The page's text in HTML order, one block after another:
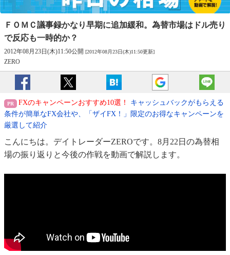
ＦＯＭＣ議事録かなり早期に追加緩和。 為替市場はドル売り
で反応も一時的か？
2012年08月23日(木)11:50公開 [2012年08月23日(木)11:50更新]
ZERO
FXのキャンペーンおすすめ10選！
キャッシュバックがもらえる
条件が簡単なFX会社や、「ザイFX！」限定のお得なキャンペーンを
厳選して紹介
こんにちは。デイトレーダーZEROです。8月22日の為替相
場の振り返りと今後の作戦を動画で解説します。